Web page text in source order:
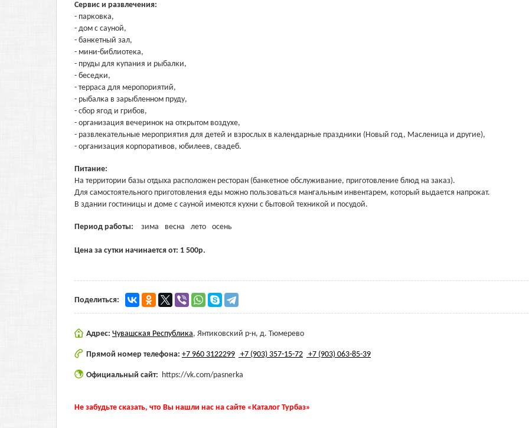
Сервис и развлечения:
- парковка,
- дом с сауной,
- банкетный зал,
- мини-библиотека,
- пруды для купания и рыбалки,
- беседки,
- терраса для меропориятий,
- рыбалка в зарыбленном пруду,
- сбор ягод и грибов,
- организация вечеринок на открытом воздухе,
- развлекательные мероприятия для детей и взрослых в календарные праздники (Новый год, Масленица и другие),
- организация корпоративов, юбилеев, свадеб.
Питание:
На территории базы отдыха расположен ресторан (банкетное обслуживание, приготовление блюд на заказ).
Для самостоятельного приготовления еды можно пользоваться мангальным инвентарем, который выдается напрокат.
В здании гостиницы и доме с сауной имеются кухни с бытовой техникой и посудой.
Период работы: зима весна лето осень
Цена за сутки начинается от: 1 500р.
Поделиться:
Адрес: Чувашская Республика, Янтиковский р-н, д. Тюмерево
Прямой номер телефона: +7 960 3122299 +7 (903) 357-15-72 +7 (903) 063-85-39
Официальный сайт: https://vk.com/pasnerka
Не забудьте сказать, что Вы нашли нас на сайте «Каталог Турбаз»